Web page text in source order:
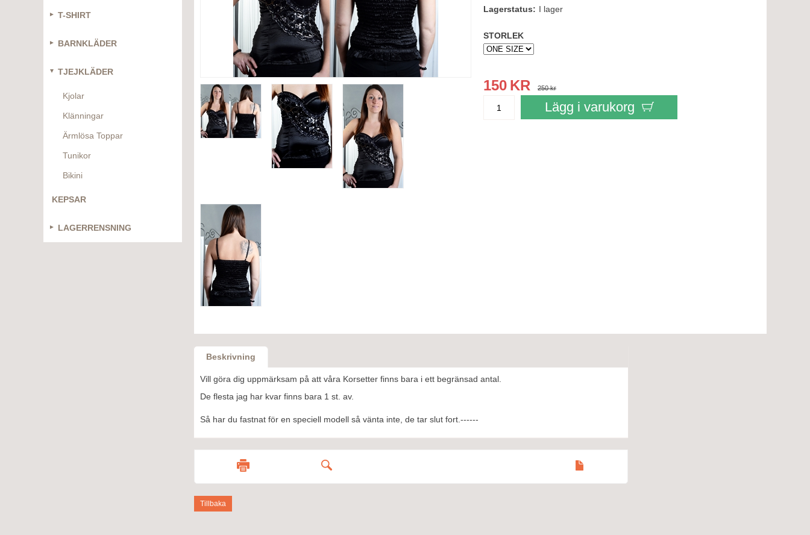
T-SHIRT
BARNKLÄDER
TJEJKLÄDER
Kjolar
Klänningar
Ärmlösa Toppar
Tunikor
Bikini
KEPSAR
LAGERRENSNING
Lagerstatus: I lager
STORLEK
150 KR 250 kr
Lägg i varukorg
Beskrivning
Vill göra dig uppmärksam på att våra Korsetter finns bara i ett begränsad antal.
De flesta jag har kvar finns bara 1 st. av.
Så har du fastnat för en speciell modell så vänta inte, de tar slut fort.------
Tillbaka